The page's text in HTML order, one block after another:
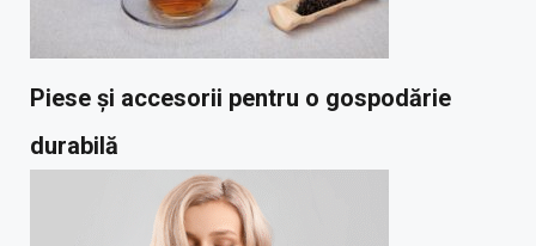
Piese și accesorii pentru o gospodărie
durabilă